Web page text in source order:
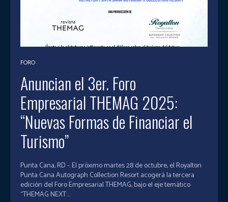
FORO
Anuncian el 3er. Foro
Empresarial THEMAG 2025:
“Nuevas Formas de Financiar el
Turismo”
Punta Cana, RD -. El próximo martes 28 de octubre, el Royalton
Punta Cana Autograph Collection Resort acogerá la tercera
edición del Foro Empresarial THEMAG, bajo el eje temático
“THEMAG NEXT:...